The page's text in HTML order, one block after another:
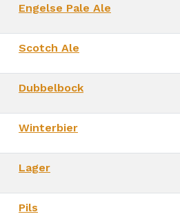
Engelse Pale Ale
Scotch Ale
Dubbelbock
Winterbier
Lager
Pils